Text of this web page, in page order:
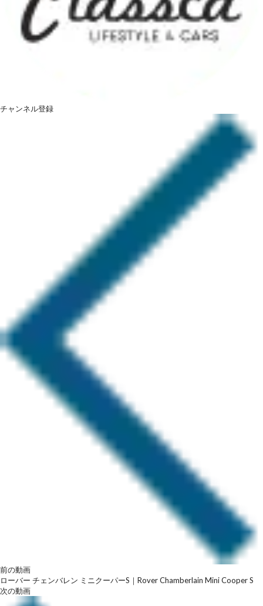
チャンネル登録
前の動画
ローバー チェンバレン ミニクーパーS｜Rover Chamberlain Mini Cooper S
次の動画